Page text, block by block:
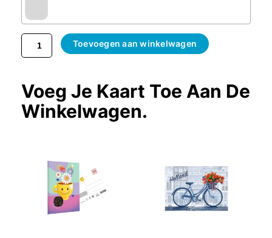
Toevoegen aan winkelwagen
Voeg Je Kaart Toe Aan De
Winkelwagen.